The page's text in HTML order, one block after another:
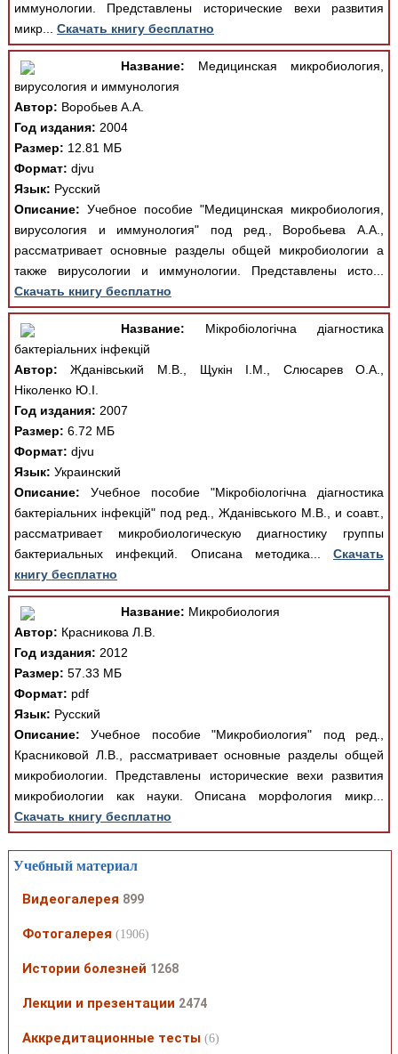
иммунологии. Представлены исторические вехи развития
микр... Скачать книгу бесплатно
Название: Медицинская микробиология,
вирусология и иммунология
Автор: Воробьев А.А.
Год издания: 2004
Размер: 12.81 МБ
Формат: djvu
Язык: Русский
Описание: Учебное пособие "Медицинская микробиология,
вирусология и иммунология" под ред., Воробьева А.А.,
рассматривает основные разделы общей микробиологии а
также вирусологии и иммунологии. Представлены исто...
Скачать книгу бесплатно
Название: Мікробіологічна діагностика
бактеріальних інфекцій
Автор: Жданівський М.В., Щукін І.М., Слюсарев О.А.,
Ніколенко Ю.І.
Год издания: 2007
Размер: 6.72 МБ
Формат: djvu
Язык: Украинский
Описание: Учебное пособие "Мікробіологічна діагностика
бактеріальних інфекцій" под ред., Жданівського М.В., и соавт.,
рассматривает микробиологическую диагностику группы
бактериальных инфекций. Описана методика...Скачать
книгу бесплатно
Название: Микробиология
Автор: Красникова Л.В.
Год издания: 2012
Размер: 57.33 МБ
Формат: pdf
Язык: Русский
Описание: Учебное пособие "Микробиология" под ред.,
Красниковой Л.В., рассматривает основные разделы общей
микробиологии. Представлены исторические вехи развития
микробиологии как науки. Описана морфология микр...
Скачать книгу бесплатно
Учебный материал
Видеогалерея 899
Фотогалерея (1906)
Истории болезней 1268
Лекции и презентации 2474
Аккредитационные тесты (6)